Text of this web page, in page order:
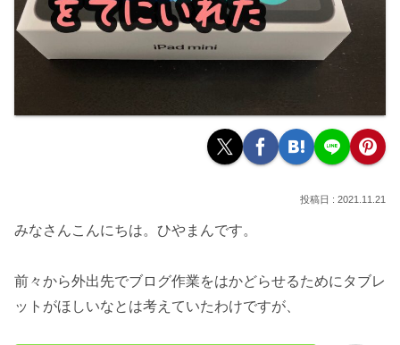
2021.11.21
みなさんこんにちは。ひやまんです。
前々から外出先でブログ作業をはかどらせるためにタブレ
ットがほしいなとは考えていたわけですが、